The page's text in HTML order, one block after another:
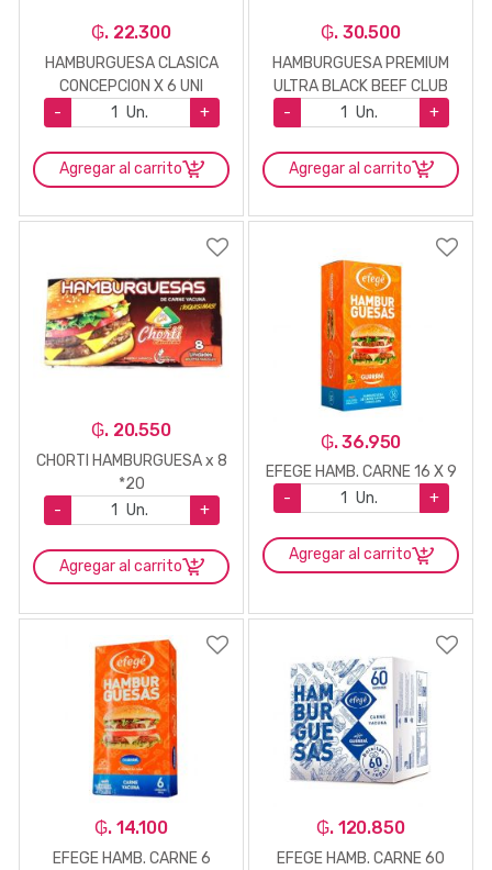
₲. 22.300
HAMBURGUESA CLASICA
CONCEPCION X 6 UNI
-
Un. +
Agregar al carrito
₲. 30.500
HAMBURGUESA PREMIUM
ULTRA BLACK BEEF CLUB
X2UN
- Un. +
Agregar al carrito
₲. 20.550
CHORTI HAMBURGUESA x 8
*20
-
Un. +
Agregar al carrito
₲. 36.950
EFEGE HAMB. CARNE 16 X 9
-
Un. +
Agregar al carrito
₲. 14.100
EFEGE HAMB. CARNE 6
₲. 120.850
EFEGE HAMB. CARNE 60